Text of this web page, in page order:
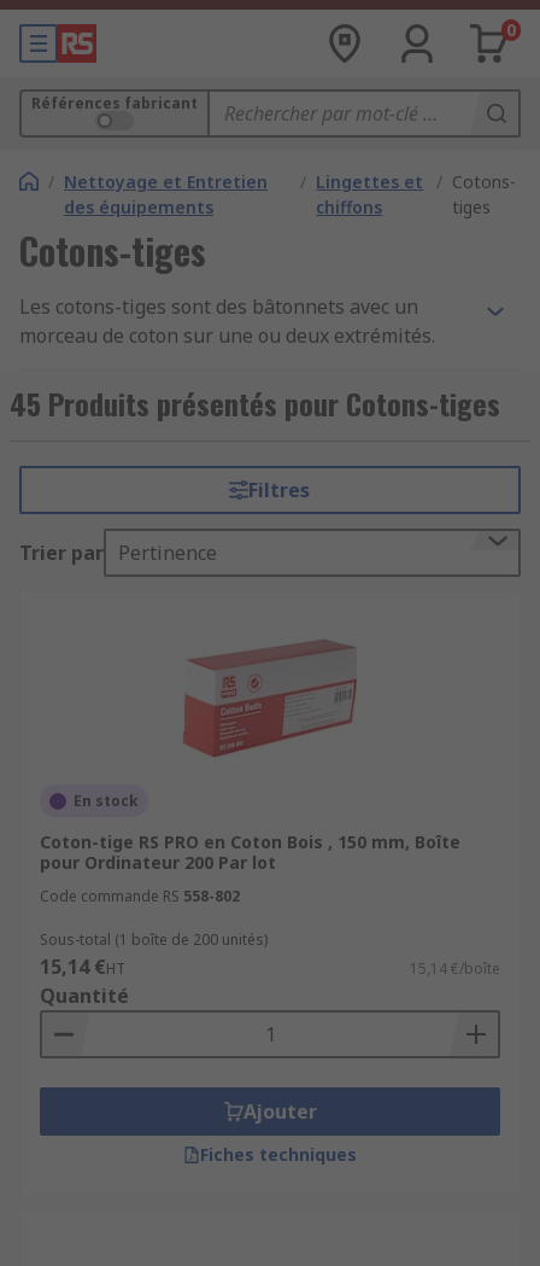
0
Références fabricant
/ Nettoyage et Entretien
des équipements
/ Lingettes et
chiffons
/ Cotons-
tiges
Cotons-tiges
Les cotons-tiges sont des bâtonnets avec un
morceau de coton sur une ou deux extrémités.
papier, ou avec une tige en bois. L'extrémité est le
plus couramment en coton, mais il existe
Notre gamme de cotons-tiges provient de
grandes marques telles que Chemtronics,
Electrolube, GC Electronics, Ideal-Tek, Jelt, et RS
PRO.
Les cotons-tiges sont également appelés tiges de
coton, et sont populaires pour l'entretien et le
peuvent être utilisés à sec ou avec une solution
de nettoyage humide. Les cotons-tiges sont des
produits à usage unique qui éliminent facilement
les matériaux indésirables en toute sécurité.
Utilisations populaires :
Nettoyage général
Enlever l'excès d'adhésif après le collage
Décapage de flux
Nettoyage de matériel informatique
Nettoyage des têtes optiques et
45 Produits présentés pour Cotons-tiges
Filtres
Trier par Pertinence
En stock
Coton-tige RS PRO en Coton Bois , 150 mm, Boîte
pour Ordinateur 200 Par lot
Code commande RS 558-802
Sous-total (1 boîte de 200 unités)
15,14 €HT 15,14 €/boîte
Quantité
Ajouter
Fiches techniques